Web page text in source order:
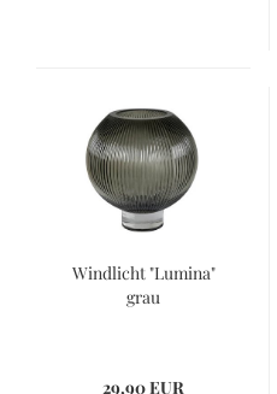
Windlicht "Lumina"
grau
29,90 EUR